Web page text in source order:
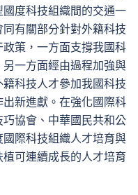
度科技組織間的交通一
有關部分針對外籍科技
策，一方面支撐我國科
一方面經由過程加強與
科技人才參加我國科技
新進獻。在強化國際科
協會、中華國民共和公
際科技組織人才培育與
可連續成長的人才培育